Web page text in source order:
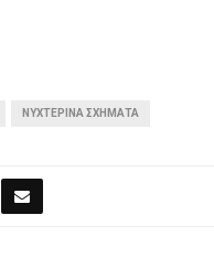
ΝΥΧΤΕΡΙΝΆ ΣΧΉΜΑΤΑ